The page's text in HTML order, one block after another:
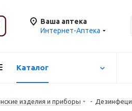
Ваша аптека
Интернет-Аптека
Каталог
изделия и приборы -